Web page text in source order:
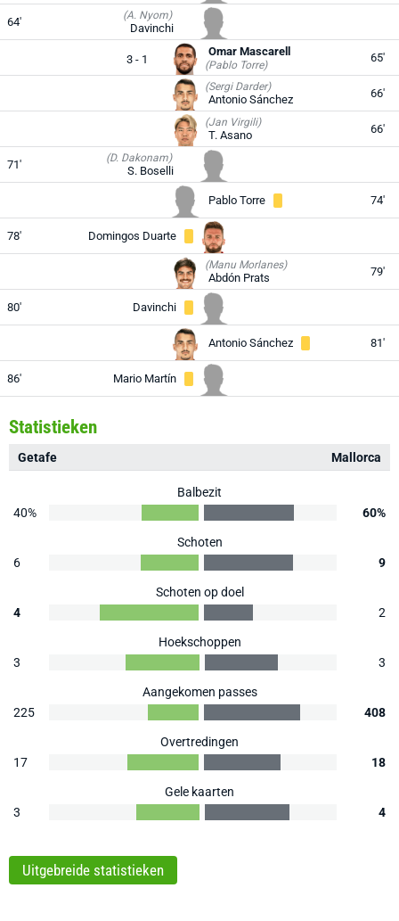
64' (A. Nyom)
Davinchi
3 - 1
Omar Mascarell
(Pablo Torre)
65'
(Sergi Darder)
Antonio Sánchez 66'
(Jan Virgili)
T. Asano 66'
71' (D. Dakonam)
S. Boselli
Pablo Torre 74'
78' Domingos Duarte
(Manu Morlanes)
Abdón Prats 79'
80' Davinchi
Antonio Sánchez 81'
86' Mario Martín
Statistieken
Getafe Mallorca
Balbezit
40%
60%
Schoten
6
9
Schoten op doel
4
2
Hoekschoppen
3
3
Aangekomen passes
225
408
Overtredingen
17
18
Gele kaarten
3
4
Uitgebreide statistieken